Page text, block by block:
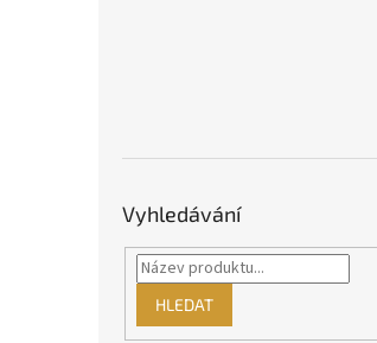
Vyhledávání
HLEDAT